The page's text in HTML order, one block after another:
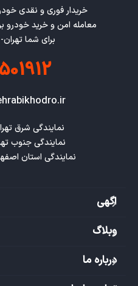
خریدار فوری و نقدی
معامله امن و خرید خودرو
برای شما
نمایندگی استان اصفهان :
اگهی
وبلاگ
درباره ما